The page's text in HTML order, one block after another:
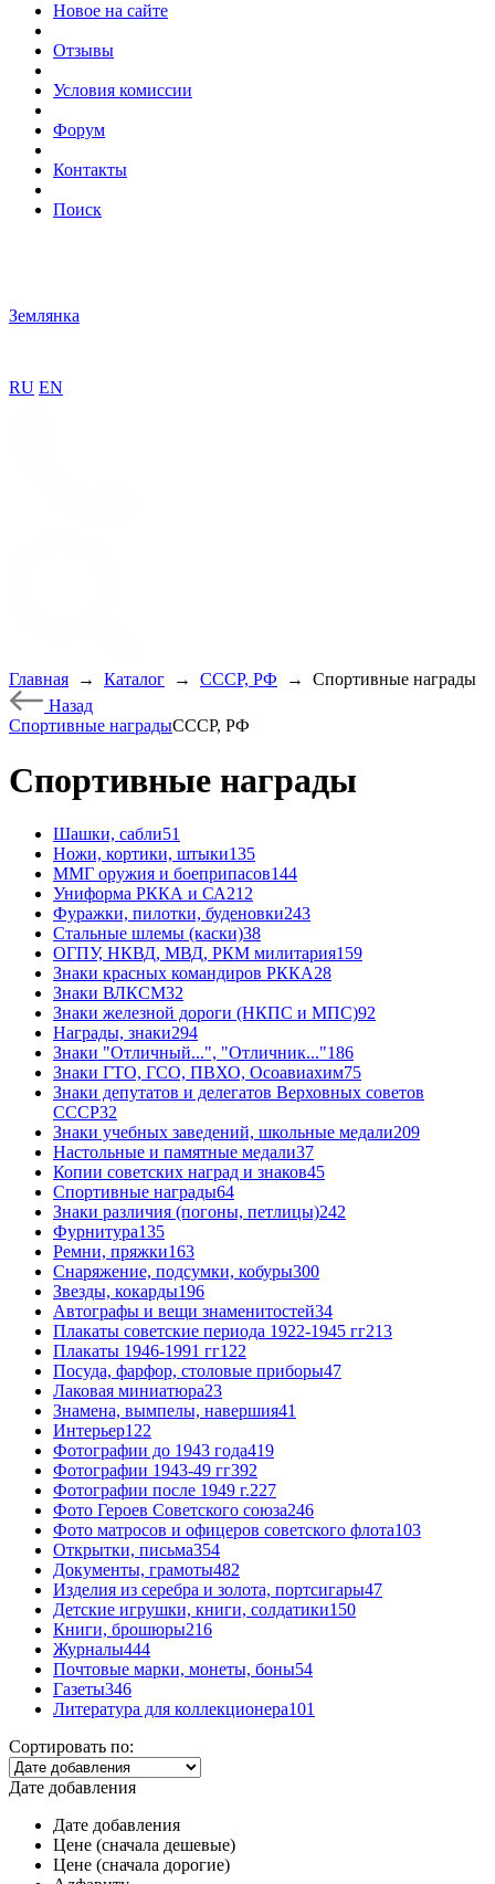
Новое на сайте
Отзывы
Условия комиссии
Форум
Контакты
Поиск
Землянка
RU EN
Главная → Каталог → СССР, РФ →
Спортивные награды
Назад
Спортивные наградыСССР, РФ
Спортивные награды
Шашки, сабли51
Ножи, кортики, штыки135
ММГ оружия и боеприпасов144
Униформа РККА и СА212
Фуражки, пилотки, буденовки243
Стальные шлемы (каски)38
ОГПУ, НКВД, МВД, РКМ милитария159
Знаки красных командиров РККА28
Знаки ВЛКСМ32
Знаки железной дороги (НКПС и МПС)92
Награды, знаки294
Знаки "Отличный...", "Отличник..."186
Знаки ГТО, ГСО, ПВХО, Осоавиахим75
Знаки депутатов и делегатов Верховных советов
СССР32
Знаки учебных заведений, школьные медали209
Настольные и памятные медали37
Копии советских наград и знаков45
Спортивные награды64
Знаки различия (погоны, петлицы)242
Фурнитура135
Ремни, пряжки163
Снаряжение, подсумки, кобуры300
Звезды, кокарды196
Автографы и вещи знаменитостей34
Плакаты советские периода 1922-1945 гг213
Плакаты 1946-1991 гг122
Посуда, фарфор, столовые приборы47
Лаковая миниатюра23
Знамена, вымпелы, навершия41
Интерьер122
Фотографии до 1943 года419
Фотографии 1943-49 гг392
Фотографии после 1949 г.227
Фото Героев Советского союза246
Фото матросов и офицеров советского флота103
Открытки, письма354
Документы, грамоты482
Изделия из серебра и золота, портсигары47
Детские игрушки, книги, солдатики150
Книги, брошюры216
Журналы444
Почтовые марки, монеты, боны54
Газеты346
Литература для коллекционера101
Сортировать по:
Дате добавления
Дате добавления
Цене (сначала дешевые)
Цене (сначала дорогие)